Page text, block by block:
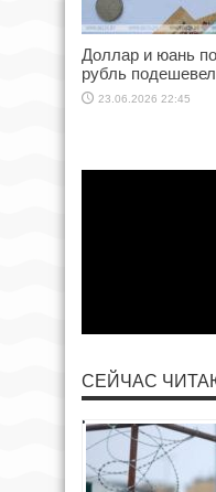
Доллар и юань
рубль
23.06.2026 22:45
СЕЙЧАС